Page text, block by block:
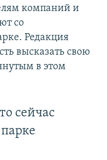
компаний и
со
Редакция
высказать свою
в этом
сейчас